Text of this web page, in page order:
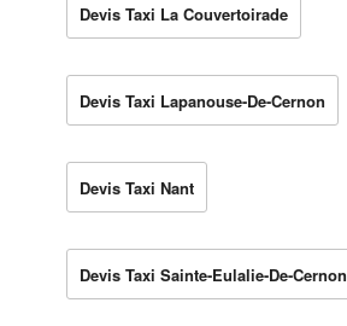
Devis Taxi La Couvertoirade
Devis Taxi Lapanouse-De-Cernon
Devis Taxi Nant
Devis Taxi Sainte-Eulalie-De-Cernon